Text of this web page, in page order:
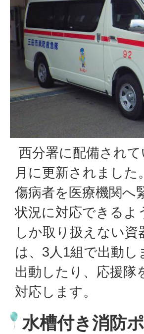
西分署に配備され
月に更新されまし
傷病者を医療機関へ
状況に対応できるよ
しか取り扱えない
は、3人1組で出動
出動したり、応援隊
対応します。
水槽付き消防